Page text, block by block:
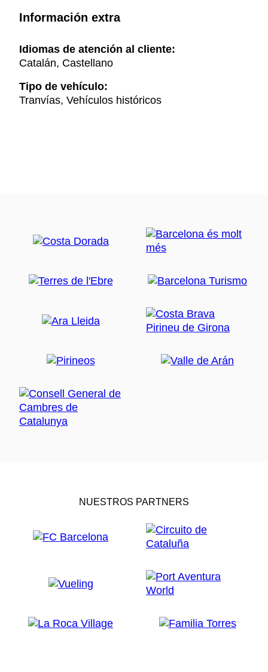
Información extra
Idiomas de atención al cliente:
Catalán, Castellano
Tipo de vehículo:
Tranvías, Vehículos históricos
NUESTROS PARTNERS